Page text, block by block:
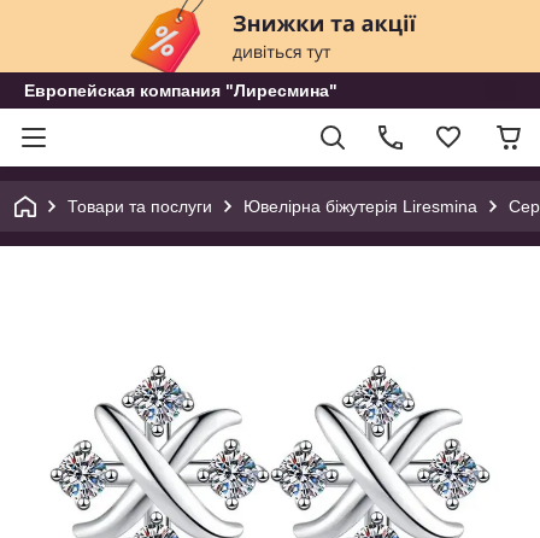
Европейская компания "Лиресмина"
Товари та послуги Ювелірна біжутерія Liresmina